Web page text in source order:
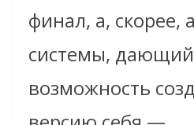
финал, а, скорее,
системы,
возможность